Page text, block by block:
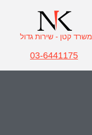
משרד קטן - שירות גדול
03-6441175